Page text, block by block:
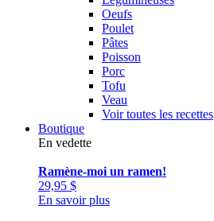
Oeufs
Poulet
Pâtes
Poisson
Porc
Tofu
Veau
Voir toutes les recettes
Boutique
En vedette
Ramène-moi un ramen!
29,95 $
En savoir plus